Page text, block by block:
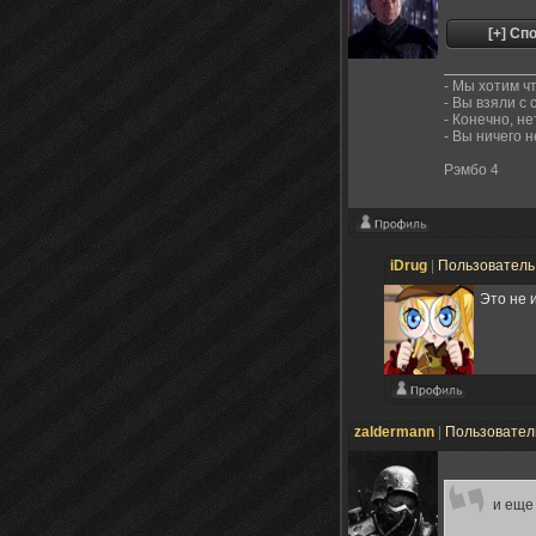
- Мы хотим
- Вы взяли с
- Конечно,
- Вы ничего
Рэмбо 4
iDrug
Это не
zaldermann
и еще